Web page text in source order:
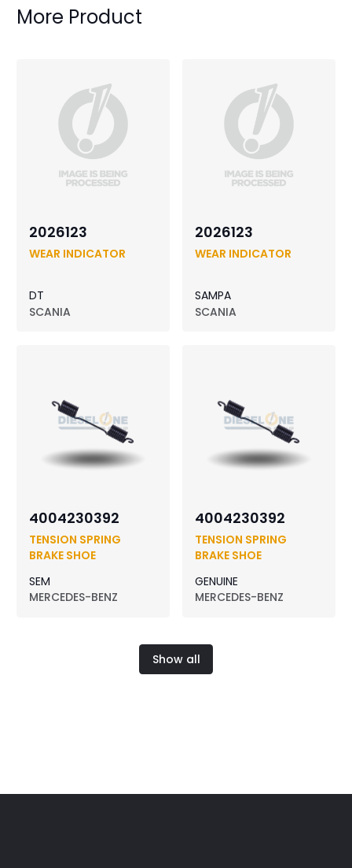
More Product
2026123
WEAR INDICATOR
DT
SCANIA
2026123
WEAR INDICATOR
SAMPA
SCANIA
4004230392
TENSION SPRING
BRAKE SHOE
SEM
MERCEDES-BENZ
4004230392
TENSION SPRING
BRAKE SHOE
GENUINE
MERCEDES-BENZ
Show all